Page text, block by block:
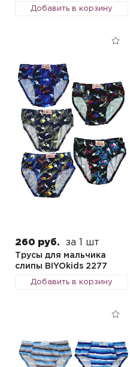
Добавить в корзину
260 руб. за 1 шт
Трусы для мальчика
слипы BIYOkids 2277
Добавить в корзину